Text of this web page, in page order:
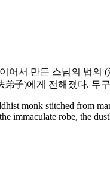
어서 만든 스님의 법
子)에게 전해졌다. 무
monk stitched from
immaculate robe, the